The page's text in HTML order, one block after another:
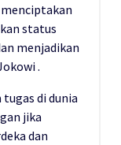
status
menjadikan
.
di dunia
jika
dan